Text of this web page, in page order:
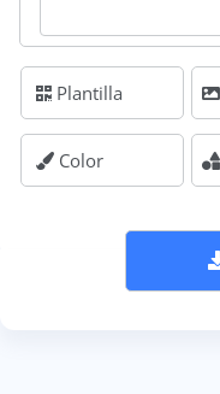
Plantilla
Color